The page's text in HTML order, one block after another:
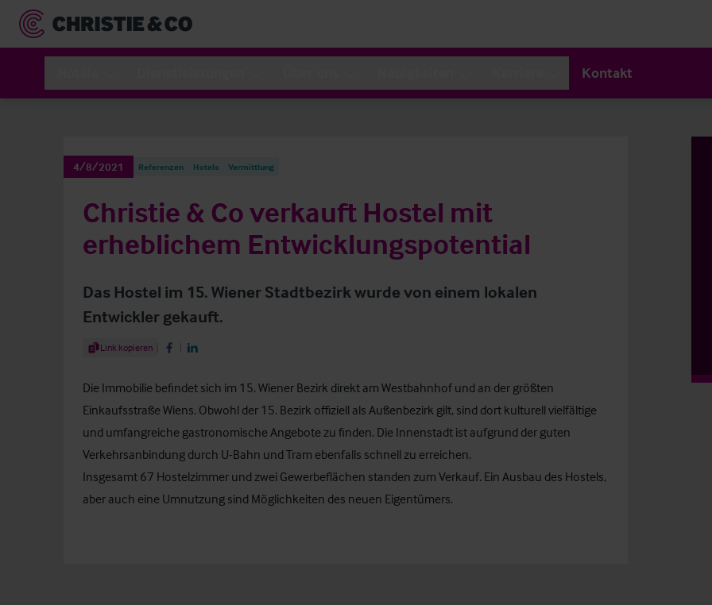
Kontakt
4/8/2021 Referenzen Hotels Vermittlung
Christie & Co verkauft Hostel mit
erheblichem Entwicklungspotential
Das Hostel im 15. Wiener Stadtbezirk wurde von einem lokalen
Entwickler gekauft.
Share Article
Link kopieren Share on Facebook
Share on LinkedIn
Die Immobilie befindet sich im 15. Wiener Bezirk direkt am Westbahnhof und an der größten
Einkaufsstraße Wiens. Obwohl der 15. Bezirk offiziell als Außenbezirk gilt, sind dort kulturell vielfältige
und umfangreiche gastronomische Angebote zu finden. Die Innenstadt ist aufgrund der guten
Verkehrsanbindung durch U-Bahn und Tram ebenfalls schnell zu erreichen.
Insgesamt 67 Hostelzimmer und zwei Gewerbeflächen standen zum Verkauf. Ein Ausbau des Hostels,
aber auch eine Umnutzung sind Möglichkeiten des neuen Eigentümers.